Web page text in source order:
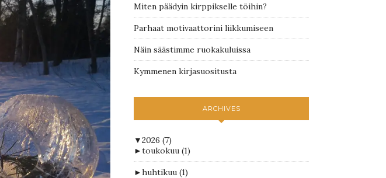
Miten päädyin kirppikselle töihin?
Parhaat motivaattorini liikkumiseen
Näin säästimme ruokakuluissa
Kymmenen kirjasuositusta
ARCHIVES
▼2026 (7)
►toukokuu (1)
►huhtikuu (1)